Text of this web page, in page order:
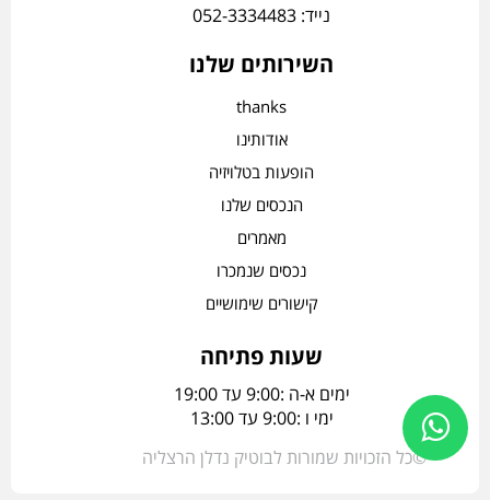
נייד: 052-3334483
השירותים שלנו
thanks
אודותינו
הופעות בטלויזיה
הנכסים שלנו
מאמרים
נכסים שנמכרו
קישורים שימושיים
שעות פתיחה
ימים א-ה :9:00 עד 19:00
ימי ו :9:00 עד 13:00
©כל הזכויות שמורות לבוטיק נדלן הרצליה